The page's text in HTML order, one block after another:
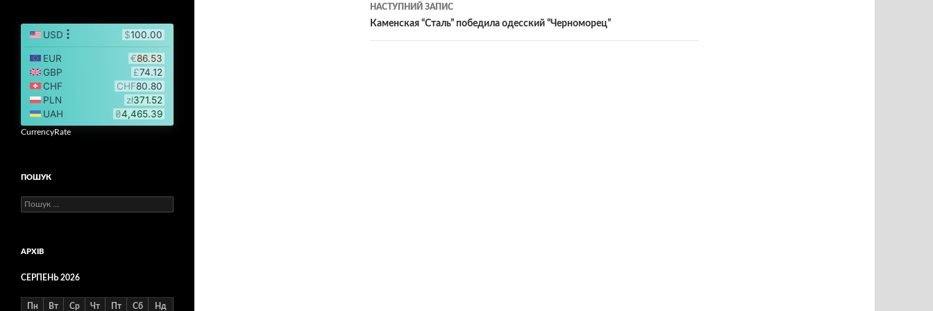
НАСТУПНИЙ ЗАПИС
Каменская “Сталь” победила одесский “Черноморец”
CurrencyRate
ПОШУК
Пошук:
АРХІВ
СЕРПЕНЬ 2026
Пн Вт Ср Чт Пт Сб Нд